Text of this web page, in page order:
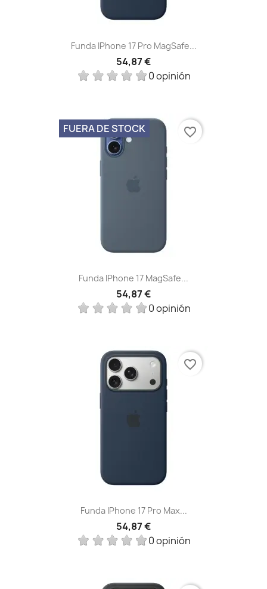
Funda IPhone 17 Pro MagSafe...
54,87 €
0 opinión
Funda IPhone 17 MagSafe...
54,87 €
0 opinión
FUERA DE STOCK favorite_border
Funda IPhone 17 Pro Max...
54,87 €
0 opinión
favorite_border